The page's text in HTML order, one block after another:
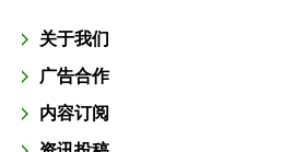
关于我们
广告合作
内容订阅